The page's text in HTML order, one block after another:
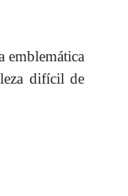
emblemática
difícil de